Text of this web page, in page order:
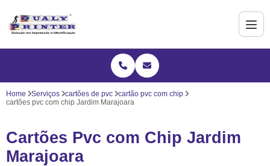
Home Serviços cartões de pvc
cartão pvc com chip
cartões pvc com chip Jardim Marajoara
Cartões Pvc com Chip Jardim
Marajoara